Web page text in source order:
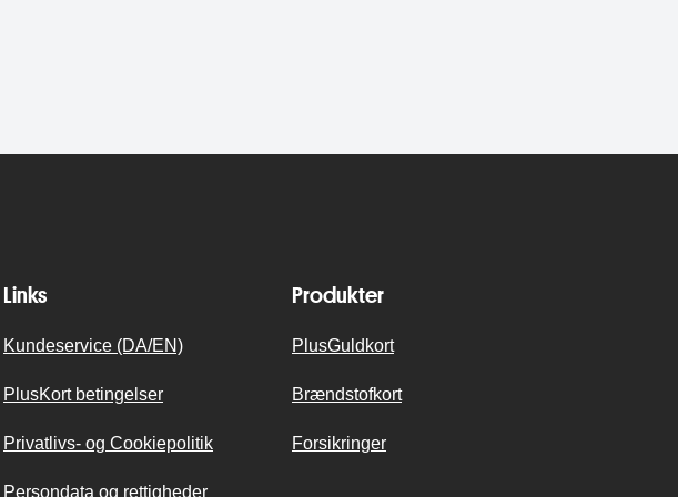
Links
Kundeservice (DA/EN)
PlusKort betingelser
Privatlivs- og Cookiepolitik
Persondata og rettigheder
Produkter
PlusGuldkort
Brændstofkort
Forsikringer